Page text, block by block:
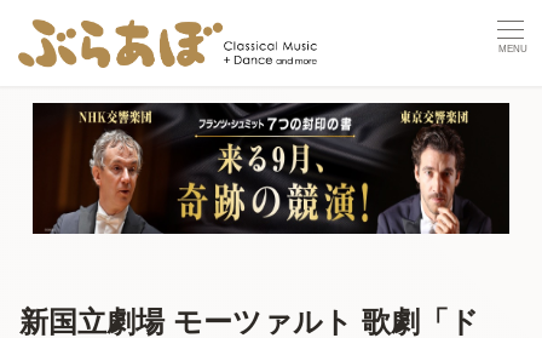
新国立劇場 モーツァルト 歌劇「ド